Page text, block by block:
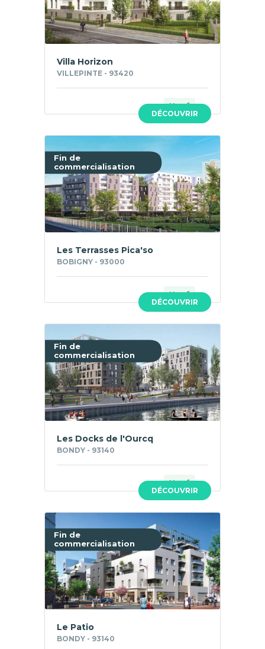
DÉCOUVRIR
Villa Horizon
VILLEPINTE - 93420
Neuf
Fin de
commercialisation
DÉCOUVRIR
Les Terrasses Pica'so
BOBIGNY - 93000
Neuf
Fin de
commercialisation
DÉCOUVRIR
Les Docks de l'Ourcq
BONDY - 93140
Neuf
Fin de
commercialisation
Le Patio
BONDY - 93140